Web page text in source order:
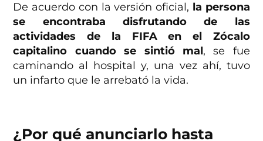
De acuerdo con la versión oficial, la persona
se encontraba disfrutando de las
actividades de la FIFA en el Zócalo
capitalino cuando se sintió mal, se fue
caminando al hospital y, una vez ahí, tuvo
un infarto que le arrebató la vida.
¿Por qué anunciarlo hasta